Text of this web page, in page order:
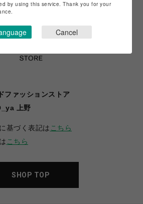
ファッションストア
上野
基づく表記は こちら
こちら
SHOP TOP
by using this service. Thank you for your
Cancel